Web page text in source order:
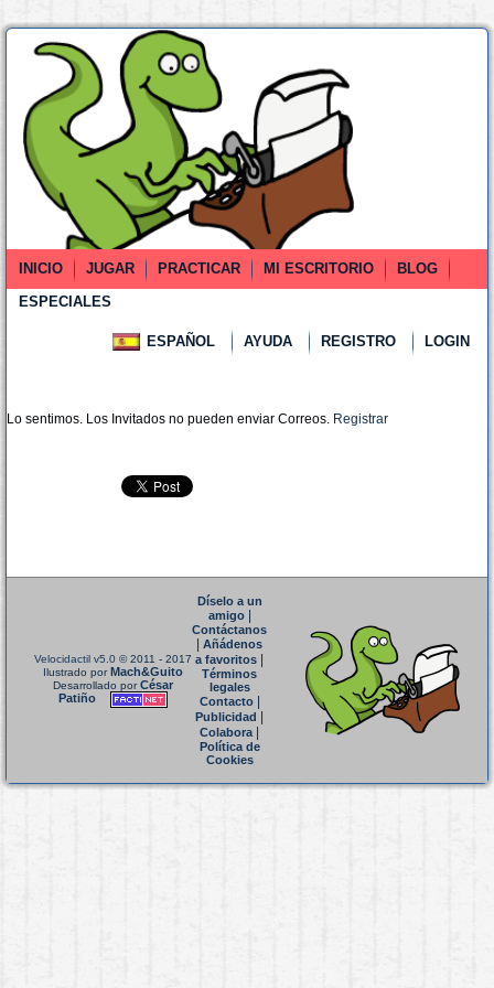
INICIO JUGAR PRACTICAR MI ESCRITORIO
BLOG
ESPECIALES
ESPAÑOL AYUDA REGISTRO LOGIN
Lo sentimos. Los Invitados no pueden enviar Correos. Registrar
Velocidactil v5.0 © 2011 - 2017
Ilustrado porMach&Guito
Desarrollado porCésar
Patiño
Díselo a un
amigo|
Contáctanos
Añádenos
a favoritos
Términos
legales
Contacto|
Publicidad
Colabora|
Política de
Cookies